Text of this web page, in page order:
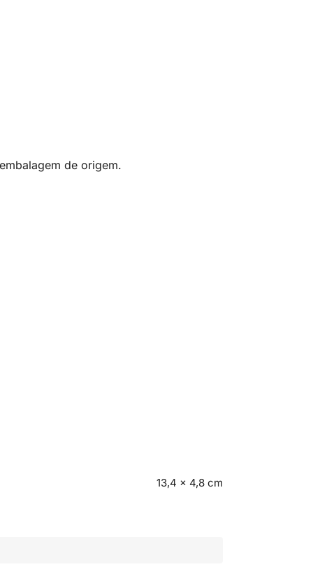
de origem.
13,4 × 4,8 cm